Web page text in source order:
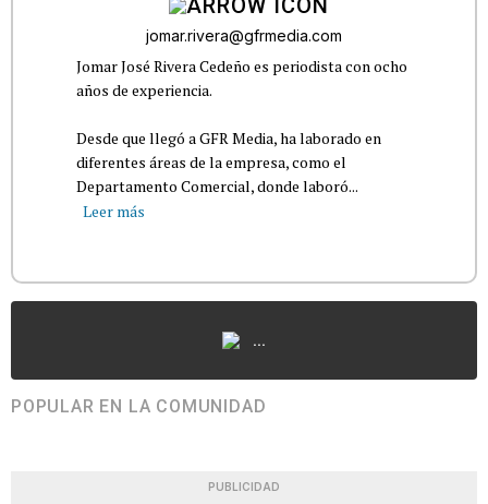
jomar.rivera@gfrmedia.com
Jomar José Rivera Cedeño es periodista con ocho
años de experiencia.
Desde que llegó a GFR Media, ha laborado en
diferentes áreas de la empresa, como el
Departamento Comercial, donde laboró...
Leer más
...
POPULAR EN LA COMUNIDAD
PUBLICIDAD